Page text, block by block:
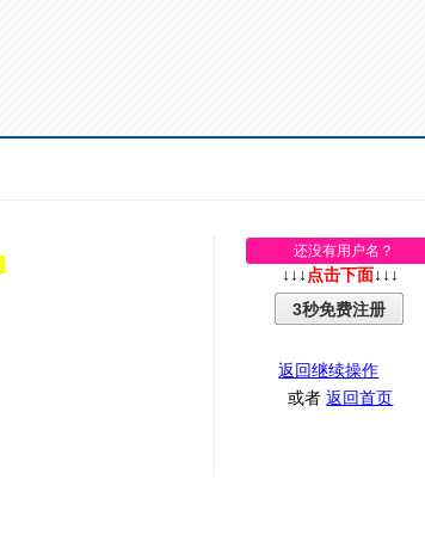
还没有用户名？
↓↓↓ 点击下面 ↓↓↓
3秒免费注册
返回继续操作
或者返回首页